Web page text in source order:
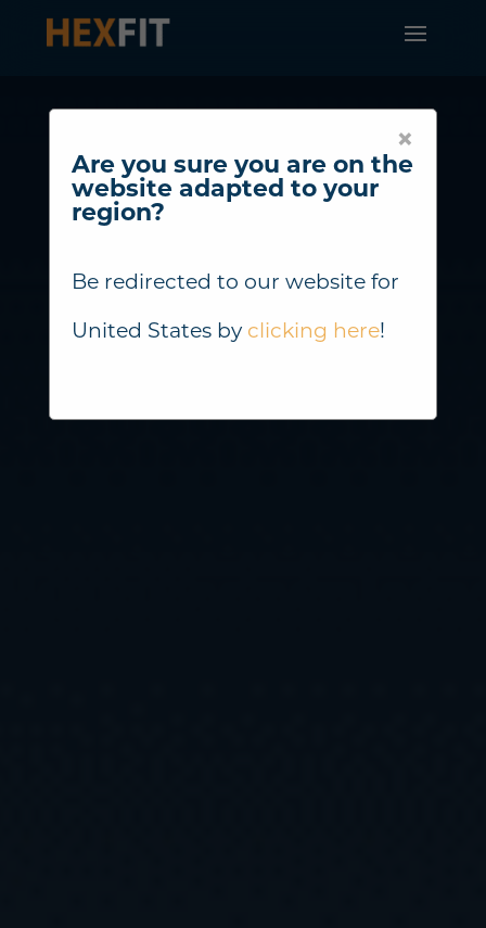
×
Are you sure you are on the
website adapted to your
region?
Be redirected to our website for
United Statesby clicking here!